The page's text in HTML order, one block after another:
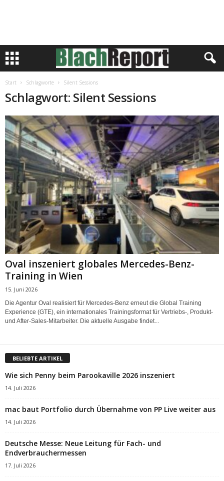
Start Schlagworte Silent Sessions
Schlagwort: Silent Sessions
Oval inszeniert globales Mercedes-Benz-
Training in Wien
15. Juni 2026
Die Agentur Oval realisiert für Mercedes-Benz erneut die Global Training
Experience (GTE), ein internationales Trainingsformat für Vertriebs-, Produkt-
und After-Sales-Mitarbeiter. Die aktuelle Ausgabe findet...
BELIEBTE ARTIKEL
Wie sich Penny beim Parookaville 2026 inszeniert
14. Juli 2026
mac baut Portfolio durch Übernahme von PP Live weiter aus
14. Juli 2026
Deutsche Messe: Neue Leitung für Fach- und
Endverbrauchermessen
17. Juli 2026